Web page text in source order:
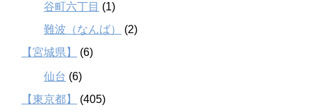
谷町六丁目 (1)
難波（なんば）
(2)
【宮城県】
(6)
仙台 (6)
【東京都】
(405)